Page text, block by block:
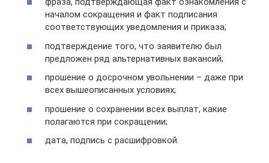
началом сокращения и факт подписания
соответствующих уведомления и приказа;
подтверждение того, что заявителю был
предложен ряд альтернативных вакансий;
прошение о досрочном увольнении – даже при
всех вышеописанных условиях;
прошение о сохранении всех выплат, какие
полагаются при сокращении;
дата, подпись с расшифровкой.